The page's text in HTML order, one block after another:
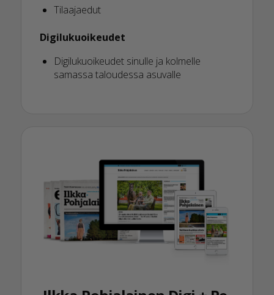
Tilaajaedut
Digilukuoikeudet
Digilukuoikeudet sinulle ja kolmelle
samassa taloudessa asuvalle